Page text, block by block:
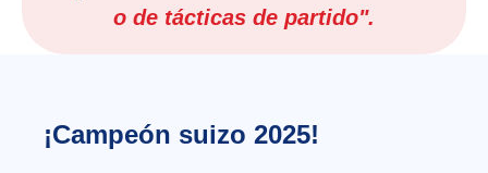
o de tácticas de partido".
¡Campeón suizo 2025!